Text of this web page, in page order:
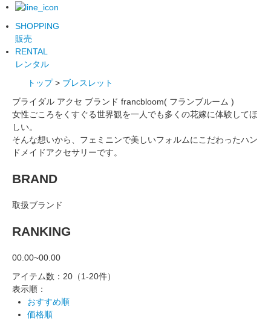
SHOPPING
販売
RENTAL
レンタル
トップ > ブレスレット
ブライダル アクセ ブランド francbloom( フランブルーム )
女性ごころをくすぐる世界観を一人でも多くの花嫁に体験してほ
しい。
そんな想いから、フェミニンで美しいフォルムにこだわったハン
ドメイドアクセサリーです。
BRAND
取扱ブランド
RANKING
00.00~00.00
アイテム数：20 （1-20件）
表示順：
おすすめ順
価格順